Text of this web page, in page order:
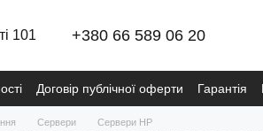
101 +380 66 589 06 20
Договір публічної оферти Гарантія
Політика конфіденційності META
Сервери
Сервери HP